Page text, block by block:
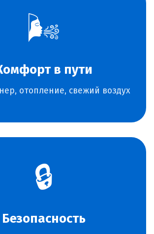
🌬️
в пути
отопление, свежий воздух
🔒
Безопасность